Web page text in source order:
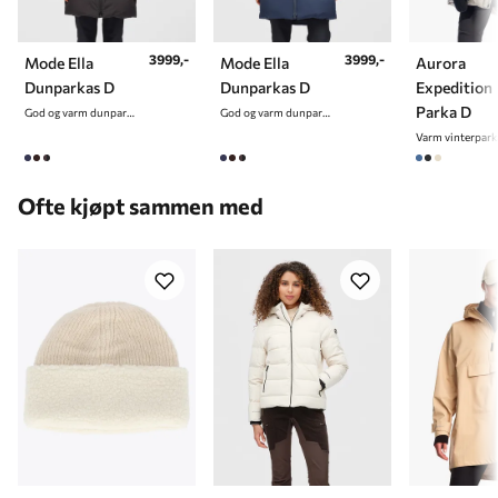
Mode Ella
Dunparkas D
God og varm dunparkas til dame
3999,-
Mode Ella
Dunparkas D
God og varm dunparkas til dame
3999,-
Aurora
Expedition
Parka D
Ofte kjøpt sammen med